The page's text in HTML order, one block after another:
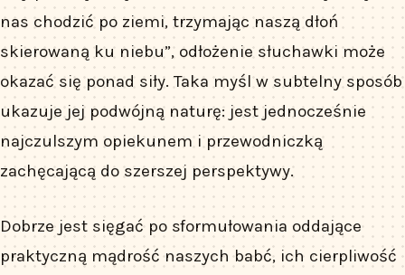
nas chodzić po ziemi, trzymając naszą dłoń
skierowaną ku niebu”, odłożenie słuchawki może
okazać się ponad siły. Taka myśl w subtelny sposób
ukazuje jej podwójną naturę: jest jednocześnie
najczulszym opiekunem i przewodniczką
zachęcającą do szerszej perspektywy.
Dobrze jest sięgać po sformułowania oddające
praktyczną mądrość naszych babć, ich cierpliwość